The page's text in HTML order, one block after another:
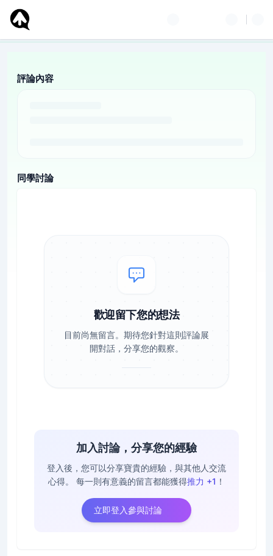
評論內容
同學討論
歡迎留下您的想法
目前尚無留言。期待您針對這則評論展
開對話，分享您的觀察。
加入討論，分享您的經驗
登入後，您可以分享寶貴的經驗，與其他人交流
心得。
每一則有意義的留言都能獲得推力 +1 ！
立即登入參與討論